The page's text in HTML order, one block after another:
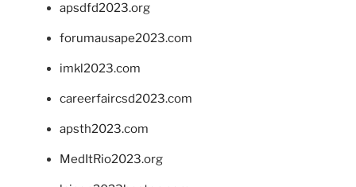
apsdfd2023.org
forumausape2023.com
imkl2023.com
careerfaircsd2023.com
apsth2023.com
MedItRio2023.org